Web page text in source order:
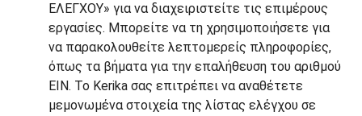
ΕΛΕΓΧΟΥ» για να διαχειριστείτε τις επιμέρους
εργασίες. Μπορείτε να τη χρησιμοποιήσετε για
να παρακολουθείτε λεπτομερείς πληροφορίες,
όπως τα βήματα για την επαλήθευση του αριθμού
EIN. Το Kerika σας επιτρέπει να αναθέτετε
μεμονωμένα στοιχεία της λίστας ελέγχου σε